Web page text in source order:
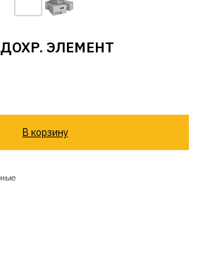
ЭЛЕМЕНТ
В корзину